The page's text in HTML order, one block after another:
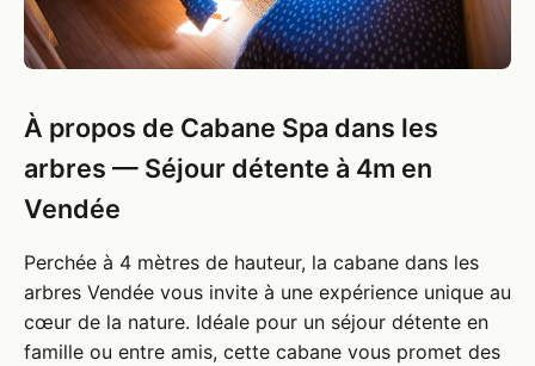
À propos de Cabane Spa dans les
arbres — Séjour détente à 4m en
Vendée
Perchée à 4 mètres de hauteur, la cabane dans les
arbres Vendée vous invite à une expérience unique au
cœur de la nature. Idéale pour un séjour détente en
famille ou entre amis, cette cabane vous promet des